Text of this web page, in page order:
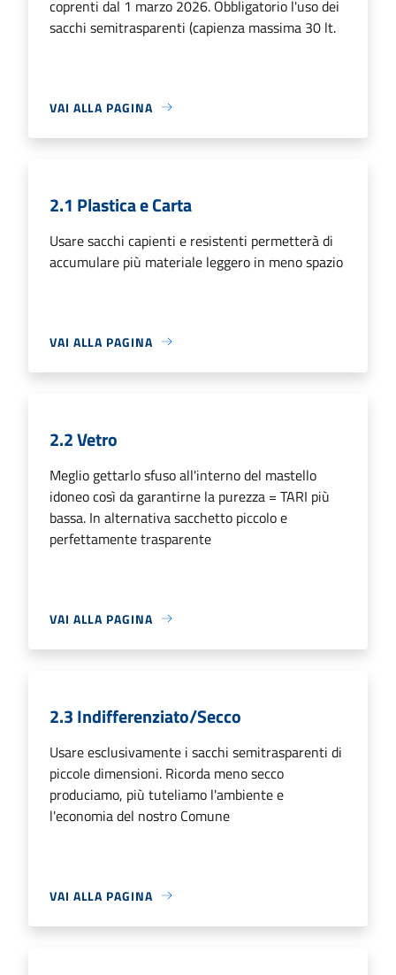
coprenti dal 1 marzo 2026. Obbligatorio l'uso dei
sacchi semitrasparenti (capienza massima 30 lt.
VAI ALLA PAGINA
2.1 Plastica e Carta
Usare sacchi capienti e resistenti permetterà di
accumulare più materiale leggero in meno spazio
VAI ALLA PAGINA
2.2 Vetro
Meglio gettarlo sfuso all'interno del mastello
idoneo così da garantirne la purezza = TARI più
bassa. In alternativa sacchetto piccolo e
perfettamente trasparente
VAI ALLA PAGINA
2.3 Indifferenziato/Secco
Usare esclusivamente i sacchi semitrasparenti di
piccole dimensioni. Ricorda meno secco
produciamo, più tuteliamo l'ambiente e
l'economia del nostro Comune
VAI ALLA PAGINA